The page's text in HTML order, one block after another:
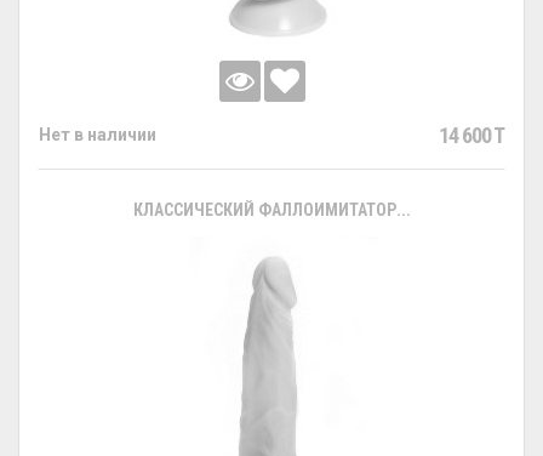
Нет в наличии 14 600 T
КЛАССИЧЕСКИЙ ФАЛЛОИМИТАТОР...